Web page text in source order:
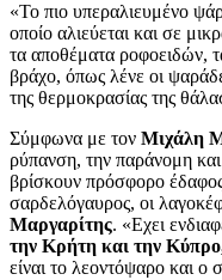
«Το πιο υπεραλιευμένο
οποίο αλιεύεται και σε
τα αποθέματα ροφοειδών,
βράχο, όπως λένε οι
της θερμοκρασίας της
Σύμφωνα με τον Μιχάλη
ρύπανση, την παράνομη και
βρίσκουν πρόσφορο
σαρδελόγαυρος, οι
Μαργαρίτης. «Εχει
την Κρήτη και την
είναι το λεοντόψαρο και ο